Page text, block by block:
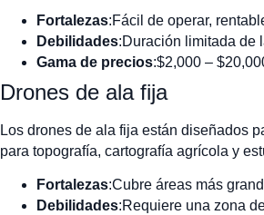
Fortalezas:Fácil de operar,
Debilidades:Duración limitada de
Gama de precios:$2,000 –
Drones de ala fija
Los drones de ala fija están diseñados
para topografía, cartografía agrícola y
Fortalezas:Cubre áreas más
Debilidades:Requiere una zona